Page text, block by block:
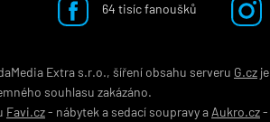
64 tisíc fanoušků
Extra s.r.o., šíření obsahu serveru G.cz je
souhlasu zakázáno.
Favi.cz- nábytek a sedací soupravya Aukro.cz-